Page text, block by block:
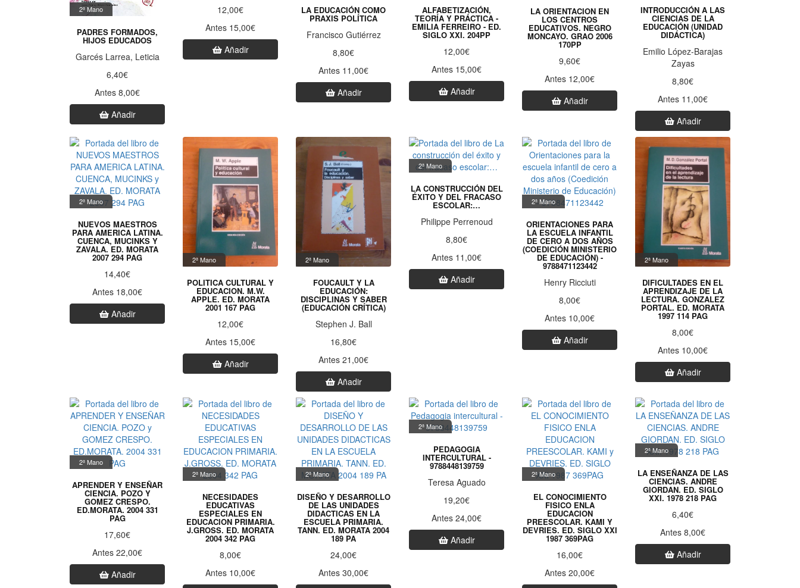
2ª Mano
PADRES FORMADOS,
HIJOS EDUCADOS
Garcés Larrea, Leticia
6,40€
Antes 8,00€
Añadir
12,00€
Antes 15,00€
Añadir
LA EDUCACIÓN COMO
PRAXIS POLÍTICA
Francisco Gutiérrez
8,80€
Antes 11,00€
Añadir
ALFABETIZACIÓN,
TEORÍA Y PRÁCTICA -
EMILIA FERREIRO - ED.
SIGLO XXI. 204PP
12,00€
Antes 15,00€
Añadir
LA ORIENTACION EN
LOS CENTROS
EDUCATIVOS. NEGRO
MONCAYO. GRAO 2006
170PP
9,60€
Antes 12,00€
Añadir
INTRODUCCIÓN A LAS
CIENCIAS DE LA
EDUCACIÓN (UNIDAD
DIDÁCTICA)
Emilio López-Barajas
Zayas
8,80€
Antes 11,00€
Añadir
2ª Mano
NUEVOS MAESTROS
PARA AMERICA LATINA.
CUENCA, MUCINKS Y
ZAVALA. ED. MORATA
2007 294 PAG
14,40€
Antes 18,00€
Añadir
2ª Mano
POLITICA CULTURAL Y
EDUCACION. M.W.
APPLE. ED. MORATA
2001 167 PAG
12,00€
Antes 15,00€
Añadir
2ª Mano
FOUCAULT Y LA
EDUCACIÓN:
DISCIPLINAS Y SABER
(EDUCACIÓN CRÍTICA)
Stephen J. Ball
16,80€
Antes 21,00€
Añadir
2ª Mano
LA CONSTRUCCIÓN DEL
ÉXITO Y DEL FRACASO
ESCOLAR:…
Philippe Perrenoud
8,80€
Antes 11,00€
Añadir
2ª Mano
ORIENTACIONES PARA
LA ESCUELA INFANTIL
DE CERO A DOS AÑOS
(COEDICIÓN MINISTERIO
DE EDUCACIÓN) -
9788471123442
Henry Ricciuti
8,00€
Antes 10,00€
Añadir
2ª Mano
DIFICULTADES EN EL
APRENDIZAJE DE LA
LECTURA. GONZALEZ
PORTAL. ED. MORATA
1997 114 PAG
8,00€
Antes 10,00€
Añadir
2ª Mano
APRENDER Y ENSEÑAR
CIENCIA. POZO Y
GOMEZ CRESPO.
ED.MORATA. 2004 331
PAG
17,60€
Antes 22,00€
Añadir
2ª Mano
NECESIDADES
EDUCATIVAS
ESPECIALES EN
EDUCACION PRIMARIA.
J.GROSS. ED. MORATA
2004 342 PAG
8,00€
Antes 10,00€
2ª Mano
DISEÑO Y DESARROLLO
DE LAS UNIDADES
DIDACTICAS EN LA
ESCUELA PRIMARIA.
TANN. ED. MORATA 2004
189 PA
24,00€
Antes 30,00€
2ª Mano
PEDAGOGIA
INTERCULTURAL -
9788448139759
Teresa Aguado
19,20€
Antes 24,00€
Añadir
2ª Mano
EL CONOCIMIENTO
FISICO ENLA
EDUCACION
PREESCOLAR. KAMI Y
DEVRIES. ED. SIGLO XXI
1987 369PAG
16,00€
Antes 20,00€
2ª Mano
LA ENSEÑANZA DE LAS
CIENCIAS. ANDRE
GIORDAN. ED. SIGLO
XXI. 1978 218 PAG
6,40€
Antes 8,00€
Añadir